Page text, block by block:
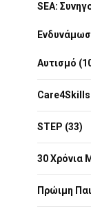
SEA:
Αυτισμό
Care4Skills
STEP (33)
30 Χρόνια
Πρώιμη